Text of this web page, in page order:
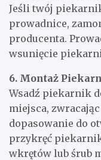
Jeśli twój
prowadnice,
producenta.
wsunięcie
6. Montaż
Wsadź piekarnik
miejsca,
dopasowanie do
przykręć
wkrętów lub śrub